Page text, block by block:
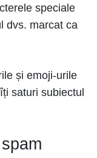
speciale
dvs. marcat ca
și emoji-urile
saturi subiectul